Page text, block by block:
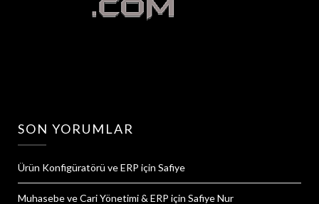
SON YORUMLAR
Ürün Konfigüratörü ve ERP için Safiye
Muhasebe ve Cari Yönetimi & ERP için Safiye Nur